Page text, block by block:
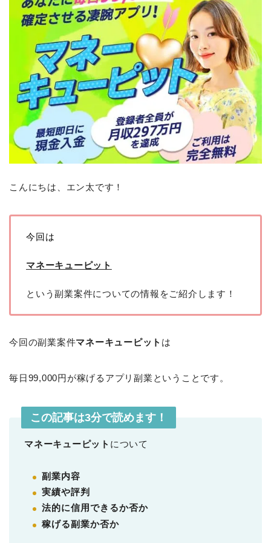
こんにちは、エン太です！
今回は
マネーキューピット
という副業案件についての情報をご紹介します！
今回の副業案件マネーキューピット は
毎日99,000円が稼げるアプリ副業ということです。
この記事は3分で読めます！
マネーキューピット について
副業内容
実績や評判
法的に信用できるか否か
稼げる副業か否か